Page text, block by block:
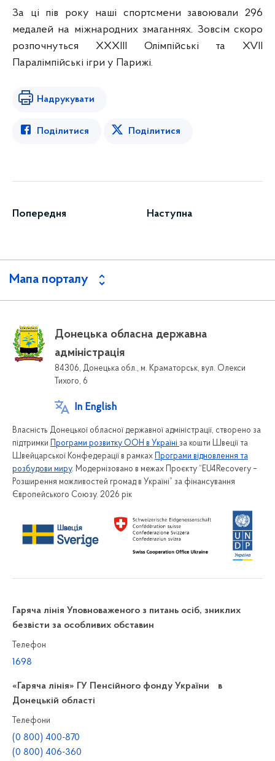
За ці пів року наші спортсмени завоювали 296
медалей на міжнародних змаганнях. Зовсім скоро
розпочнуться ХХХІІІ Олімпійські та XVII
Паралімпійські ігри у Парижі.
Надрукувати
Поділитися Поділитися
Попередня Наступна
Мапа порталу
Донецька обласна державна
адміністрація
84306, Донецька обл., м. Краматорськ, вул. Олекси
Тихого, 6
In English
Власність Донецької обласної державної адміністрації, створено за
підтримки
Програми розвитку ООН в Україні за кошти Швеції та
Швейцарської Конфедерації в рамках
Програми відновлення та
розбудови миру. Модернізовано в межах Проєкту “EU4Recovery –
Розширення можливостей громад в Україні” за фінансування
Європейського Союзу. 2026 рік
Гаряча лінія Уповноваженого з питань осіб, зниклих
безвісти за особливих обставин
Телефон
1698
«Гаряча лінія» ГУ Пенсійного фонду України в
Донецькій області
Телефони
(0 800) 400-870
(0 800) 406-360